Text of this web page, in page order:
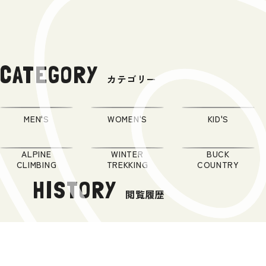
CATEGORY カテゴリー
MEN'S WOMEN'S KID'S
ALPINE
CLIMBING
WINTER
TREKKING
BUCK
COUNTRY
HISTORY 閲覧履歴